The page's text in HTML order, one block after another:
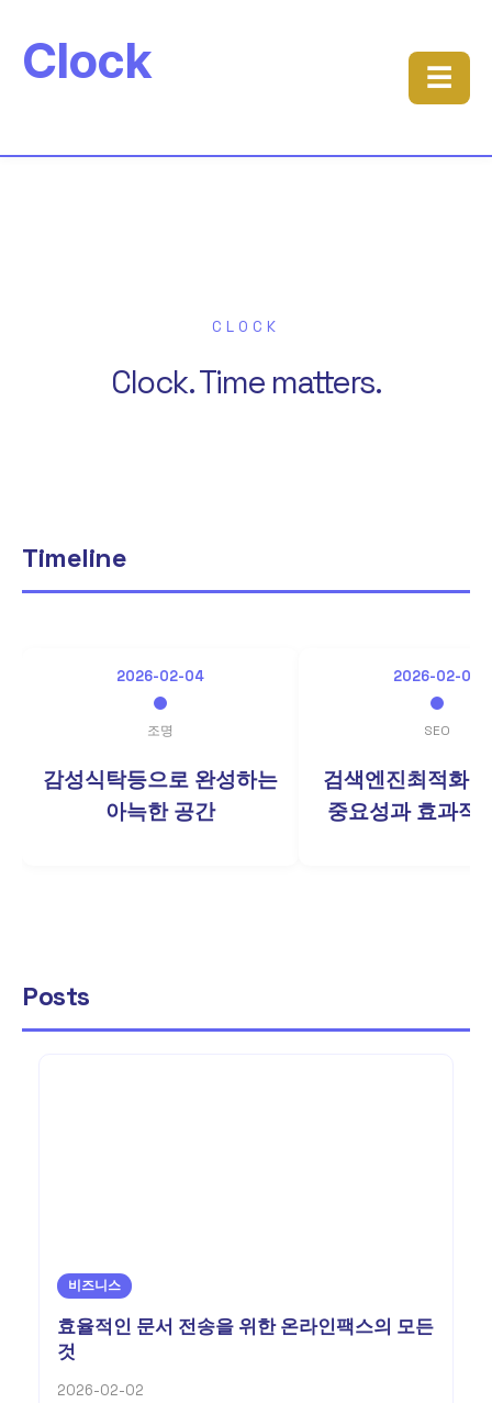
Clock ☰
CLOCK
Clock. Time matters.
Timeline
2026-02-04
조명
감성식탁등으로 완성하는
아늑한 공간
2026-02-03
SEO
검색엔진최적화
중요성과 효과적
Posts
비즈니스
효율적인 문서 전송을 위한 온라인팩스의 모든
것
2026-02-02